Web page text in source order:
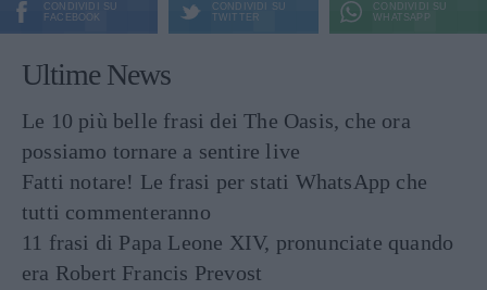
CONDIVIDI SU
FACEBOOK
CONDIVIDI SU
TWITTER
CONDIVIDI SU
WHATSAPP
Ultime News
Le 10 più belle frasi dei The Oasis, che ora
possiamo tornare a sentire live
Fatti notare! Le frasi per stati WhatsApp che
tutti commenteranno
11 frasi di Papa Leone XIV, pronunciate quando
era Robert Francis Prevost